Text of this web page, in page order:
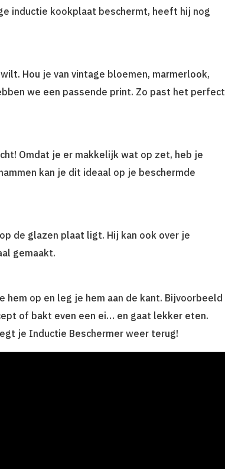
inductie kookplaat beschermt, heeft hij nog
Hou je van vintage bloemen, marmerlook,
we een passende print. Zo past het perfect
Omdat je er makkelijk wat op zet, heb je
kan je dit ideaal op je beschermde
de glazen plaat ligt. Hij kan ook over je
gemaakt.
op en leg je hem aan de kant. Bijvoorbeeld
of bakt even een ei… en gaat lekker eten.
je Inductie Beschermer weer terug!